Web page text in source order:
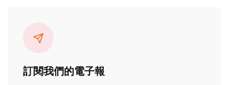
訂閱我們的電子報